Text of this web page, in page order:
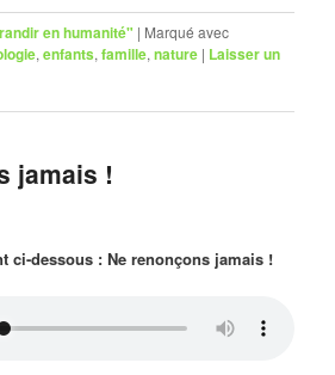
en humanité" | Marqué avec
,enfants,famille,nature | Laisser un
jamais !
ci-dessous : Ne renonçons jamais !